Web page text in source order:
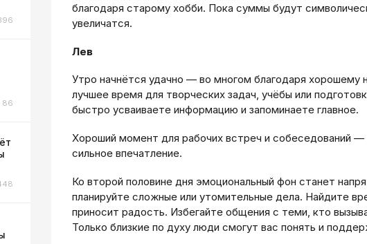
86
благодаря старому хобби. Пока суммы будут
увеличатся.
Лев
Утро начнётся удачно — во многом благодаря хорошему
лучшее время для творческих задач, учёбы или
быстро усваиваете информацию и запоминаете главное.
Хороший момент для рабочих встреч и собеседований —
сильное впечатление.
Ко второй половине дня эмоциональный фон станет
планируйте сложные или утомительные дела. Найдите
приносит радость. Избегайте общения с теми, кто
Только близкие по духу люди смогут вас понять и